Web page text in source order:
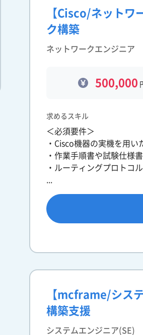
【Cisco/ネットワ
ク構築
ネットワークエンジニア
500,000
求めるスキル
＜必須要件＞
・Cisco機器の実機を用
・作業手順書や試験仕様
・ルーティングプロトコ
【mcframe/シス
構築支援
システムエンジニア(SE)